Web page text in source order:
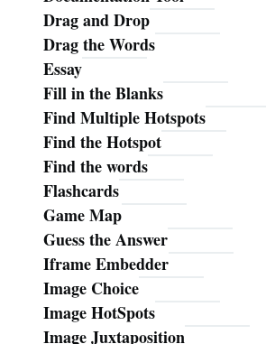
Drag and Drop
Drag the Words
Essay
Fill in the Blanks
Find Multiple Hotspots
Find the Hotspot
Find the words
Flashcards
Game Map
Guess the Answer
Iframe Embedder
Image Choice
Image HotSpots
Image Juxtaposition